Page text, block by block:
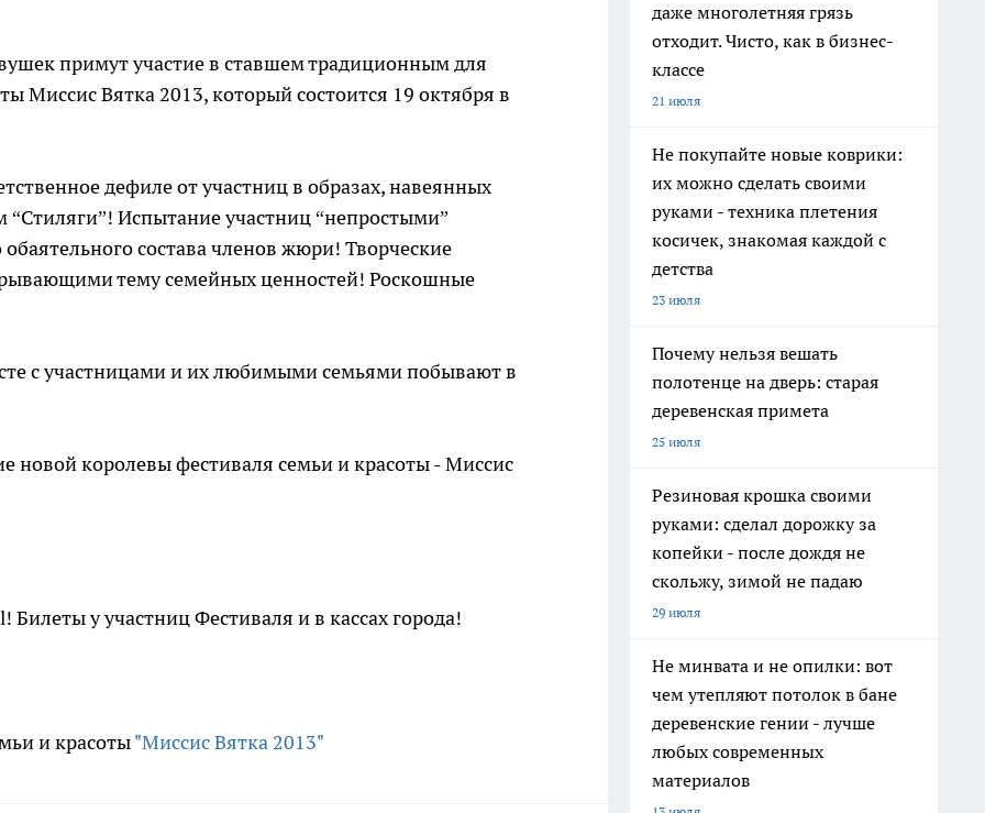
примут участие в ставшем традиционным для
Миссис Вятка 2013, который состоится 19 октября в
дефиле от участниц в образах, навеянных
Испытание участниц “непростыми”
состава членов жюри! Творческие
тему семейных ценностей! Роскошные
с участницами и их любимыми семьями побывают в
новой королевы фестиваля семьи и красоты - Миссис
у участниц Фестиваля и в кассах города!
и красоты"Миссис Вятка 2013"
даже многолетняя грязь
отходит. Чисто, как в бизнес-
классе
21 июля
Не покупайте новые коврики:
их можно сделать своими
руками - техника плетения
косичек, знакомая каждой с
детства
23 июля
Почему нельзя вешать
полотенце на дверь: старая
деревенская примета
25 июля
Резиновая крошка своими
руками: сделал дорожку за
копейки - после дождя не
скольжу, зимой не падаю
29 июля
Не минвата и не опилки: вот
чем утепляют потолок в бане
деревенские гении - лучше
любых современных
материалов